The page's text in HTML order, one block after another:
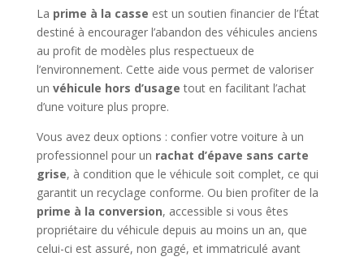
La prime à la casse est un soutien financier de l’État
destiné à encourager l’abandon des véhicules anciens
au profit de modèles plus respectueux de
l’environnement. Cette aide vous permet de valoriser
un véhicule hors d’usage tout en facilitant l’achat
d’une voiture plus propre.
Vous avez deux options : confier votre voiture à un
professionnel pour un rachat d’épave sans carte
grise, à condition que le véhicule soit complet, ce qui
garantit un recyclage conforme. Ou bien profiter de la
prime à la conversion, accessible si vous êtes
propriétaire du véhicule depuis au moins un an, que
celui-ci est assuré, non gagé, et immatriculé avant